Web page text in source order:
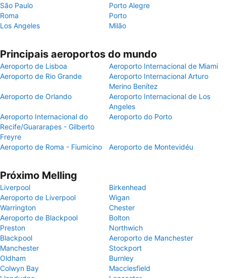
São Paulo
Porto Alegre
Roma
Porto
Los Angeles
Milão
Principais aeroportos do mundo
Aeroporto de Lisboa
Aeroporto Internacional de Miami
Aeroporto de Rio Grande
Aeroporto Internacional Arturo
Merino Benítez
Aeroporto de Orlando
Aeroporto Internacional de Los
Angeles
Aeroporto Internacional do
Recife/Guararapes - Gilberto
Freyre
Aeroporto do Porto
Aeroporto de Roma - Fiumicino Aeroporto de Montevidéu
Próximo Melling
Liverpool
Birkenhead
Aeroporto de Liverpool
Wigan
Warrington
Chester
Aeroporto de Blackpool
Bolton
Preston
Northwich
Blackpool
Aeroporto de Manchester
Manchester
Stockport
Oldham
Burnley
Colwyn Bay
Macclesfield